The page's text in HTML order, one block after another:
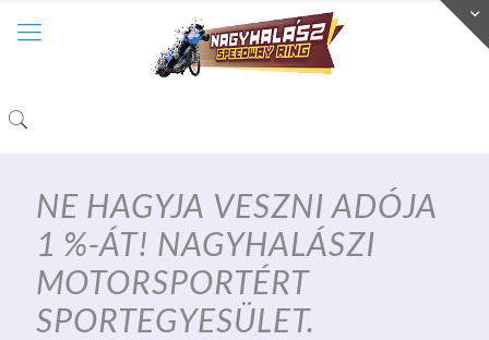
NE HAGYJA VESZNI ADÓJA
1 %-ÁT! NAGYHALÁSZI
MOTORSPORTÉRT
SPORTEGYESÜLET.